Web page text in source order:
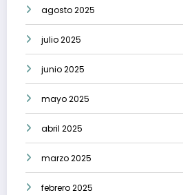
agosto 2025
julio 2025
junio 2025
mayo 2025
abril 2025
marzo 2025
febrero 2025